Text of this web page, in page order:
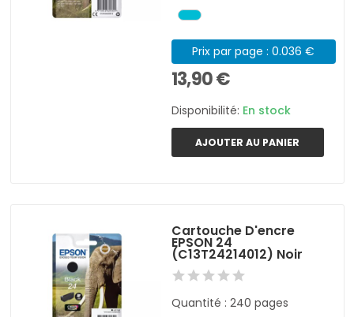
Prix par page : 0.036 €
13,90 €
Disponibilité: En stock
AJOUTER AU PANIER
Cartouche D'encre
EPSON 24
(C13T24214012) Noir
Quantité : 240 pages